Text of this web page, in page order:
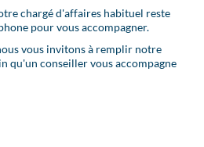
chargé d'affaires habituel reste
pour vous accompagner.
vous invitons à remplir notre
qu'un conseiller vous accompagne